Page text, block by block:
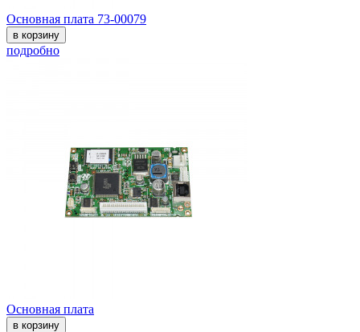
Основная плата 73-00079
в корзину
подробно
Основная плата
в корзину